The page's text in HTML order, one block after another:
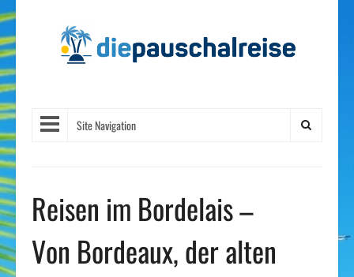
Site Navigation
Reisen im Bordelais –
Von Bordeaux, der alten